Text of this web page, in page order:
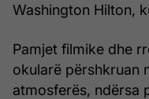
Washington Hilton,
Pamjet filmike dhe
okularë përshkruan
atmosferës, ndërsa